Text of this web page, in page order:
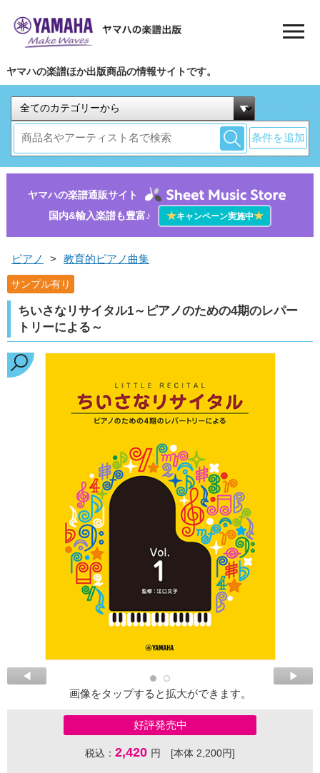
ヤマハの楽譜ほか出版商品の情報サイトです。
条件を追加
ヤマハの楽譜通販サイト
国内&輸入楽譜も豊富♪
★キャンペーン実施中★
ピアノ > 教育的ピアノ曲集
サンプル有り
ちいさなリサイタル1～ピアノのための4期のレパー
トリーによる～
画像をタップすると拡大ができます。
好評発売中
税込： 2,420 円 [本体 2,200円]